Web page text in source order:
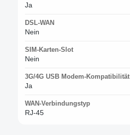
Ja
DSL-WAN
Nein
SIM-Karten-Slot
Nein
3G/4G USB Modem-Kompatibilität
Ja
WAN-Verbindungstyp
RJ-45